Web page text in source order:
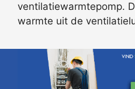
ventilatiewarmtepomp.
warmte uit de